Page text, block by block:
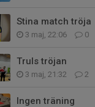
Stina match tröja
3 maj, 22:06 0
Truls tröjan
3 maj, 21:32 2
Ingen träning